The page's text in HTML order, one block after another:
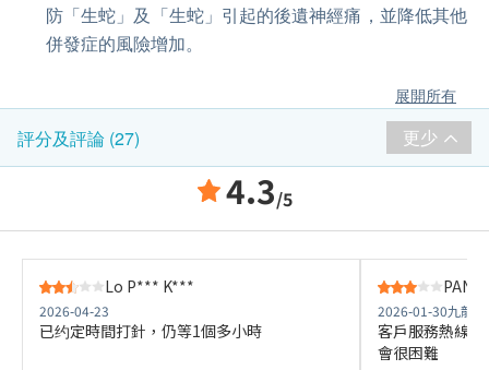
防「生蛇」及「生蛇」引起的後遺神經痛，並降低其他
併發症的風險增加。
展開所有
評分及評論 (27) 更少
4.3/5
Lo P*** K***
2026-04-23
已约定時間打針，仍等1個多小時
2026-01-30九龍站
客戶服務熱線
會很困難